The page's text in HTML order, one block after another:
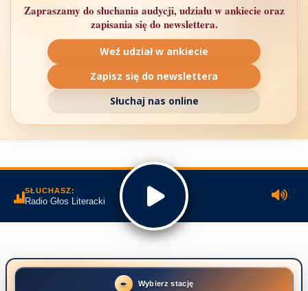
Zapraszamy do słuchania audycji, udziału w ankiecie oraz
zapisania się do newslettera.
Weź udział w ankiecie
Zapisz się do newslettera
Słuchaj nas online
SŁUCHASZ:
Radio Głos Literacki
Wybierz stację